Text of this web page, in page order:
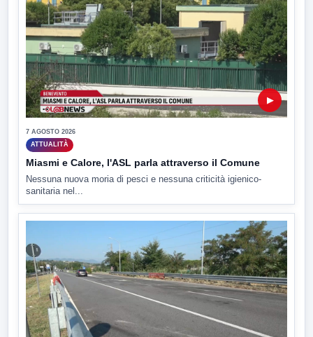
▶
7 AGOSTO 2026
ATTUALITÀ
Miasmi e Calore, l'ASL parla attraverso il Comune
Nessuna nuova moria di pesci e nessuna criticità igienico-
sanitaria nel...